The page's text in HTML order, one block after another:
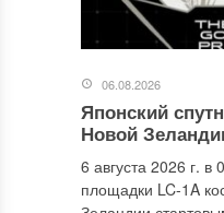
06.08.2026
Японский
Новой
6 августа 2026 г.
площадки LC-1A